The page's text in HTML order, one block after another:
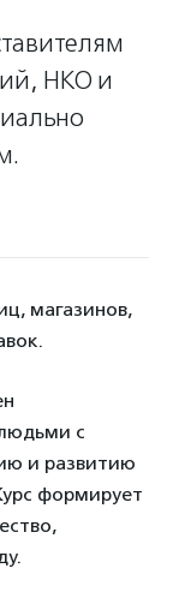
НКО и
магазинов,
с
и развитию
формирует